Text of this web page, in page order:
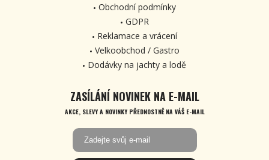
Obchodní podmínky
GDPR
Reklamace a vrácení
Velkoobchod / Gastro
Dodávky na jachty a lodě
ZASÍLÁNÍ NOVINEK NA E-MAIL
AKCE, SLEVY A NOVINKY PŘEDNOSTNĚ NA VÁŠ E-MAIL